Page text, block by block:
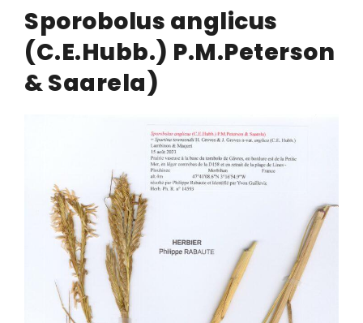
Herbier PCPR
Ressources
Actualités et calendrier
Sporobolus anglicus
(C.E.Hubb.) P.M.Peterson
& Saarela)